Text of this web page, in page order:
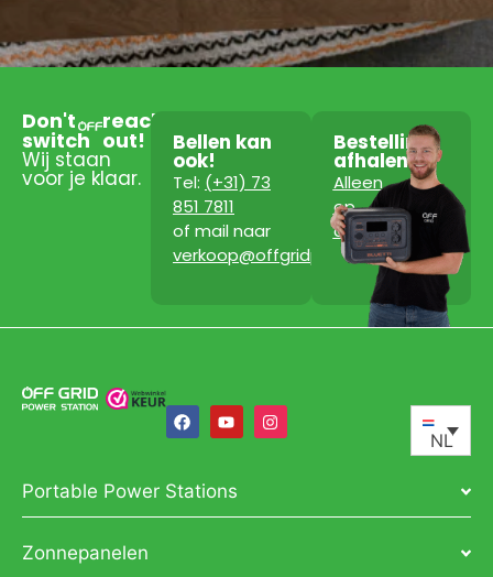
Don't
switch
reach
out!
Wij staan
voor je klaar.
Bellen kan
ook!
Tel: (+31) 73
851 7811
of mail naar
verkoop@offgridpowerstation.com
Bestelling
afhalen?
Alleen
op
afspraak!
NL
Portable Power Stations
Zonnepanelen